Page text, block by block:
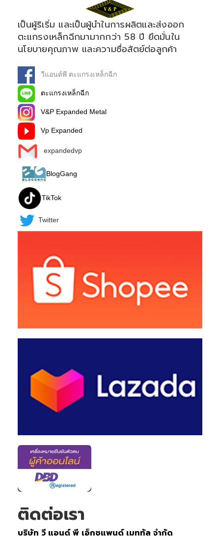
เป็นผู้ริเริ่ม และเป็นผู้นำในการผลิตและส่งออก
ตะแกรงเหล็กฉีกมามากกว่า 58 ปี ยึดมั่นใน
นโยบายคุณภาพ และความซื่อสัตย์ต่อลูกค้า
วีแอนด์พี ตะแกรงเหล็กฉีก
ตะแกรงเหล็กฉีก
V&P Expanded Metal
Vp Expanded
expandedvp
BlogGang
TikTok
Twitter
ติดต่อเรา
บริษัท วี แอนด์ พี เอ็กซแพนด์ เมททัล จำกัด